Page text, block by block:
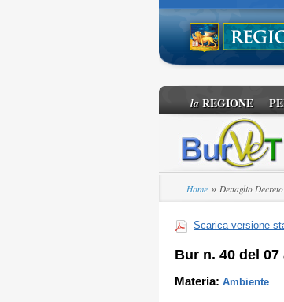
laREGIONE
Home » Dettaglio Decreto
Scarica versione
Bur n. 40 del 07
Materia: Ambiente